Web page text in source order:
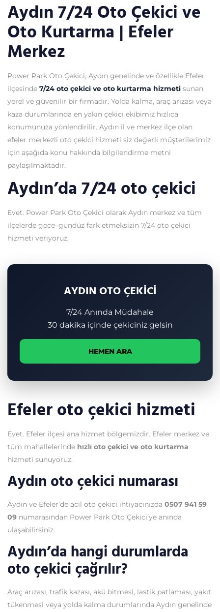
Aydın 7/24 Oto Çekici ve
Oto Kurtarma | Efeler
Merkez
Power Park Oto Çekici, Aydın genelinde ve özellikle Efeler
ilçesinde 7/24 oto çekici ve oto kurtarma hizmeti sunan
yerel ve güvenilir bir firmadır. Yolda kalma, araç arızası veya
kaza durumlarında en yakın çekici ekibimiz hızlıca
konumunuza yönlendirilir. Aydın il ve merkez ilçe olan
efeler merkezli oto çekici hizmeti siz değerli müşterilerimiz
için aşağıda konu hakkında bilgilendirme metni
paylaşılmaktadır.
Aydın’da 7/24 oto çekici
Evet. Power Park Oto Çekici olarak Aydın merkez ve tüm
ilçelerde gece–gündüz fark etmeksizin 7/24 oto çekici
hizmeti veriyoruz.
AYDIN OTO ÇEKİCİ
7/24 Anında Müdahale
30 dakika içinde çekiciniz gelsin
HEMEN ARA
Efeler oto çekici hizmeti
Evet. Efeler ilçesi ana hizmet bölgemizdir. Efeler merkez ve
tüm mahallelerinde hızlı oto çekici ve oto kurtarma
hizmeti sunuyoruz.
Aydın oto çekici numarası
Aydın ve Efeler’de acil oto çekici ihtiyacınızda 0507 941 59
09 numarasından Power Park Oto Çekici’ye anında
ulaşabilirsiniz.
Aydın’da hangi durumlarda
oto çekici çağrılır?
Araç arızası, trafik kazası, akü bitmesi, lastik patlaması, yakıt
tükenmesi veya yolda kalma durumlarında Aydın genelinde